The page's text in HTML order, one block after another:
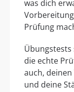
was dich
Prüfung
Übungstests
die echte
auch,
und deine